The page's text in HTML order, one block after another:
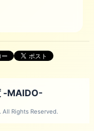
-MAIDO-
. All Rights Reserved.